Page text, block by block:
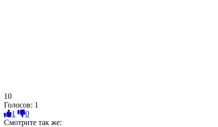
10
Голосов: 1
1
0
Смотрите так же: